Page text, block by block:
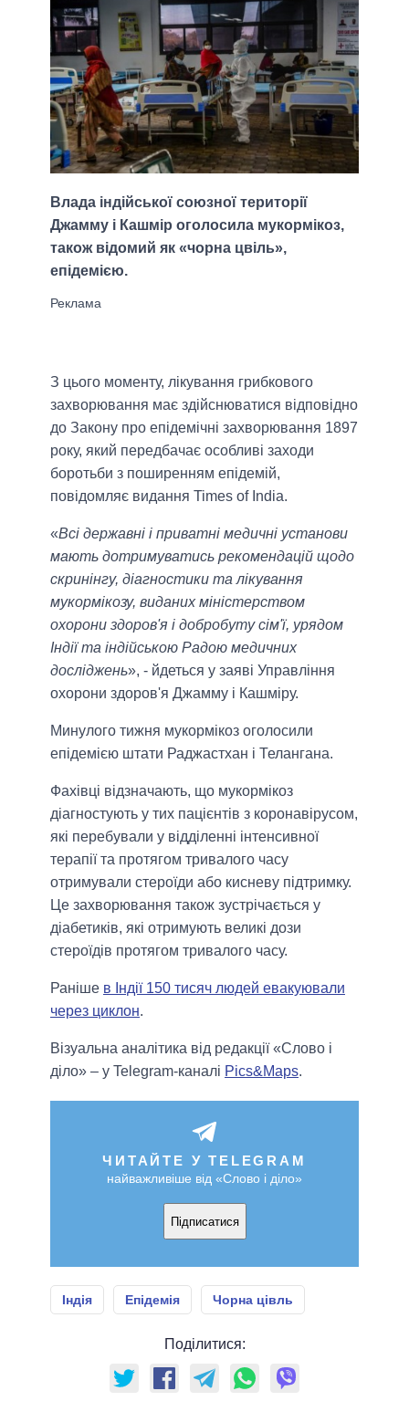
Влада індійської союзної території
Джамму і Кашмір оголосила мукормікоз,
також відомий як «чорна цвіль»,
епідемією.
З цього моменту, лікування грибкового
захворювання має здійснюватися відповідно
до Закону про епідемічні захворювання 1897
року, який передбачає особливі заходи
боротьби з поширенням епідемій,
повідомляє видання Times of India.
«Всі державні і приватні медичні установи
мають дотримуватись рекомендацій щодо
скринінгу, діагностики та лікування
мукормікозу, виданих міністерством
охорони здоров'я і добробуту сім'ї, урядом
Індії та індійською Радою медичних
досліджень», - йдеться у заяві Управління
охорони здоров'я Джамму і Кашміру.
Минулого тижня мукормікоз оголосили
епідемією штати Раджастхан і Телангана.
Фахівці відзначають, що мукормікоз
діагностують у тих пацієнтів з коронавірусом,
які перебували у відділенні інтенсивної
терапії та протягом тривалого часу
отримували стероїди або кисневу підтримку.
Це захворювання також зустрічається у
діабетиків, які отримують великі дози
стероїдів протягом тривалого часу.
Раніше в Індії 150 тисяч людей евакуювали
через циклон.
Візуальна аналітика від редакції «Слово і
діло» – у Telegram-каналі Pics&Maps.
ЧИТАЙТЕ У TELEGRAM
найважливіше від «Слово і діло»
Підписатися
Індія Епідемія Чорна цівль
Поділитися: